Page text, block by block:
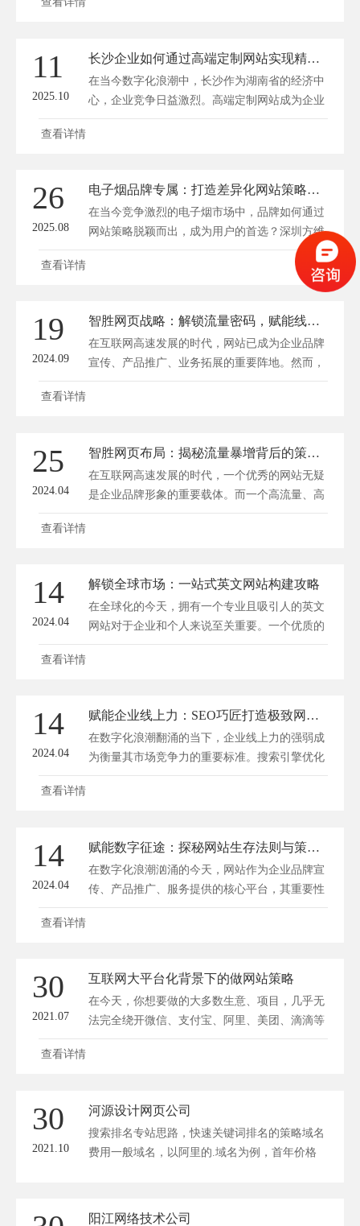
略，在竞争激烈的市场中脱颖而出，从而赢得客
户的长期信赖。高端官网...
11
2025.10
长沙企业如何通过高端定制网站实现精准引流与品牌升级
在当今数字化浪潮中，长沙作为湖南省的经济中
心，企业竞争日益激烈。高端定制网站成为企业
脱颖而出的关键工具，它不仅能够提升在线存在
来可持续的增长。 高端定制网站的定义与独特
优势 高端定...
查看详情
26
2025.08
电子烟品牌专属：打造差异化网站策略，提升用户粘性指南
在当今竞争激烈的电子烟市场中，品牌如何通过
网站策略脱颖而出，成为用户的首选？深圳方维
网络将从差异化设计、用户体验优化、内容营
销、社群互动等多个维度，为您提供一套完整的
电子烟品牌网站策略指南，帮助您提升用户粘
能的独特体验 电子烟品牌的网站设计需要从视
觉和功能上打造差...
查看详情
19
2024.09
智胜网页战略：解锁流量密码，赋能线上帝国崛起
在互联网高速发展的时代，网站已成为企业品牌
宣传、产品推广、业务拓展的重要阵地。然而，
在众多网站中脱颖而出，并非易事。如何制定智
胜网页战略的构建与实施。 一、精准定位，明
确目标 网站建设之初，首...
查看详情
25
2024.04
智胜网页布局：揭秘流量暴增背后的策略密码
在互联网高速发展的时代，一个优秀的网站无疑
是企业品牌形象的重要载体。而一个高流量、高
转化的网站，离不开精心策划的网页布局。方维
户群体，了解他们的需求和喜好。这样才能有针
对性地进行网页...
查看详情
14
2024.04
解锁全球市场：一站式英文网站构建攻略
在全球化的今天，拥有一个专业且吸引人的英文
网站对于企业和个人来说至关重要。一个优质的
英文网站可以帮助你拓展国际市场，吸引全球客
前，首先要明确你的目标受众。了解目标受众的
需求、兴趣和上...
查看详情
14
2024.04
赋能企业线上力：SEO巧匠打造极致网站引流秘籍
在数字化浪潮翻涌的当下，企业线上力的强弱成
为衡量其市场竞争力的重要标准。搜索引擎优化
（SEO）技术，正是企业赋能线上力的关键所
究：寻找流量源泉 关键词是SEO优化的核心，寻
找并优化合适的关键词，就如...
查看详情
14
2024.04
赋能数字征途：探秘网站生存法则与策略新境界
在数字化浪潮汹涌的今天，网站作为企业品牌宣
传、产品推广、服务提供的核心平台，其重要性
不言而喻。然而，面对竞争激烈的市场环境，如
和策略新境界两个方面，探讨如何为网站赋能，
助力企业在数字征途上稳...
查看详情
30
2021.07
互联网大平台化背景下的做网站策略
在今天，你想要做的大多数生意、项目，几乎无
法完全绕开微信、支付宝、阿里、美团、滴滴等
这些平台和平台类互联网公司。而要使用这些平
极入驻平台。 在这样的一个背景中，企业还有
必要做网站吗？还有必要在建站...
查看详情
30
2021.10
河源设计网页公司
搜索排名专站思路，快速关键词排名的策略域名
费用一般域名，以阿里的.域名为例，首年价格
然费用稍微贵了点，但是有保障，就找，我们网
阳江网络技术公司